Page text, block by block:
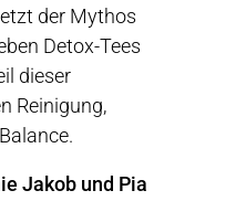
der Mythos
Detox-Tees
dieser
Reinigung,
Jakob und Pia